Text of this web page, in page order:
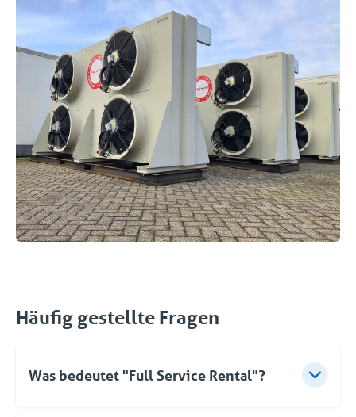
Häufig gestellte Fragen
Was bedeutet "Full Service Rental"?